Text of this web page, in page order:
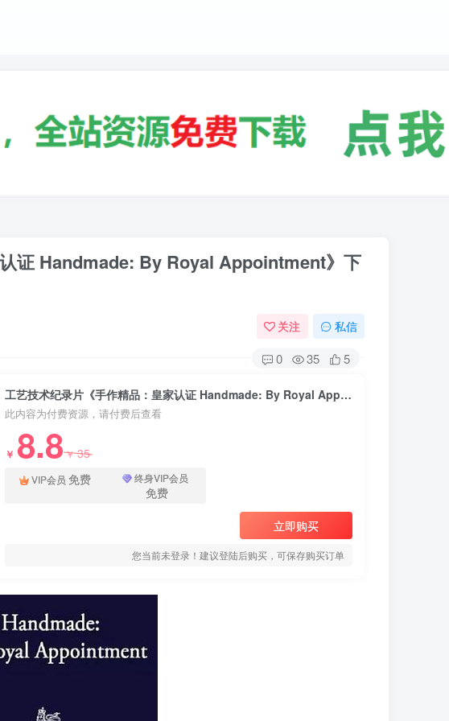
证 Handmade: By Royal Appointment》下
关注 私信
0 35 5
工艺技术纪录片《手作精品：皇家认证 Handmade: By Royal Appointment》下载
此内容为付费资源，请付费后查看
￥ 8.8￥35
VIP会员 免费 终身VIP会员
免费
立即购买
您当前未登录！建议登陆后购买，可保存购买订单